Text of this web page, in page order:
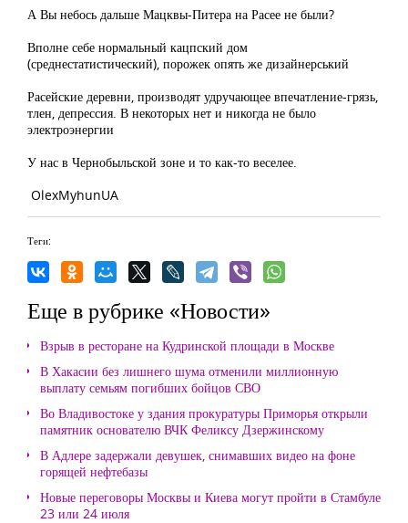
А Вы небось дальше Мацквы-Питера на Расее не были?
Вполне себе нормальный кацпский дом
(среднестатистический), порожек опять же дизайнерський
Расейские деревни, производят удручающее впечатление-грязь,
тлен, депрессия. В некоторых нет и никогда не было
электроэнергии
У нас в Чернобыльской зоне и то как-то веселее.
OlexMyhunUA
Теги:
Еще в рубрике «Новости»
Взрыв в ресторане на Кудринской площади в Москве
В Хакасии без лишнего шума отменили миллионную
выплату семьям погибших бойцов СВО
Во Владивостоке у здания прокуратуры Приморья открыли
памятник основателю ВЧК Феликсу Дзержинскому
В Адлере задержали девушек, снимавших видео на фоне
горящей нефтебазы
Новые переговоры Москвы и Киева могут пройти в Стамбуле
23 или 24 июля